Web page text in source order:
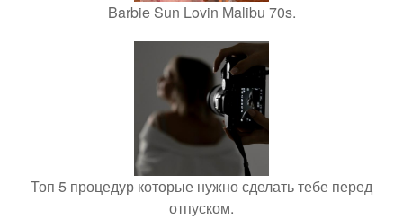
Barbie Sun Lovin Malibu 70s.
Топ 5 процедур которые нужно сделать тебе перед
отпуском.